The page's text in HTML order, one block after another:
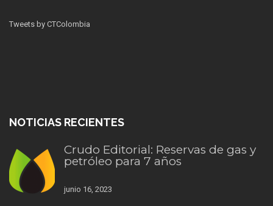
Tweets by CTColombia
NOTICIAS RECIENTES
Crudo Editorial: Reservas de gas y
petróleo para 7 años
junio 16, 2023